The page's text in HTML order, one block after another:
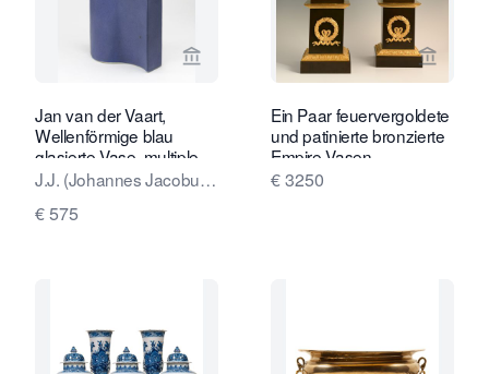
Verkaeuferseite von Kunstconsult 2.0
Jan van der Vaart,
Wellenförmige blau
glasierte Vase, multiple,
1999
J.J. (Johannes Jacobus,
Jan) van der Vaart
€ 575
Ein Paar feuervergoldete
und patinierte bronzierte
Empire-Vasen.
€ 3250